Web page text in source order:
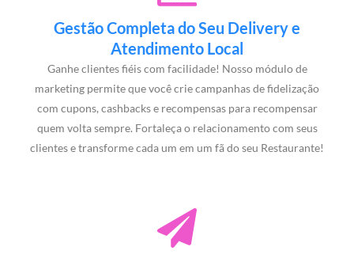
Gestão Completa do Seu Delivery e
Atendimento Local
Ganhe clientes fiéis com facilidade! Nosso módulo de
marketing permite que você crie campanhas de fidelização
com cupons, cashbacks e recompensas para recompensar
quem volta sempre. Fortaleça o relacionamento com seus
clientes e transforme cada um em um fã do seu Restaurante!